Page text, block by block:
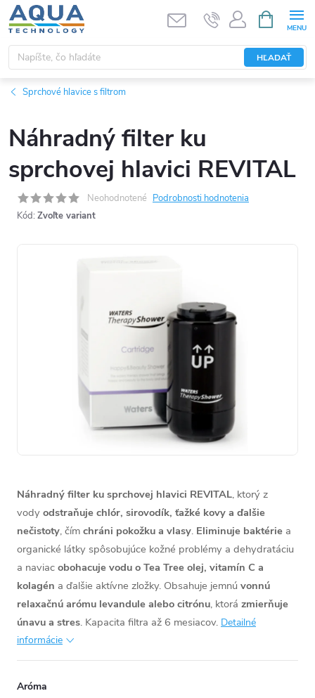
Prejsť
na
obsah
HĽADAŤ
KOŠÍK
Sprchové hlavice s filtrom
Náhradný filter ku
sprchovej hlavici REVITAL
Neohodnotené Podrobnosti hodnotenia
Kód: Zvoľte variant
Náhradný filter ku sprchovej hlavici REVITAL, ktorý z
vody odstraňuje chlór, sirovodík, ťažké kovy a ďalšie
nečistoty, čím chráni pokožku a vlasy. Eliminuje baktérie a
organické látky spôsobujúce kožné problémy a dehydratáciu
a naviac obohacuje vodu o Tea Tree olej, vitamín C a
kolagén a ďalšie aktívne zložky. Obsahuje jemnú vonnú
relaxačnú arómu levandule alebo citrónu, ktorá zmierňuje
únavu a stres. Kapacita filtra až 6 mesiacov. Detailné
informácie
Aróma